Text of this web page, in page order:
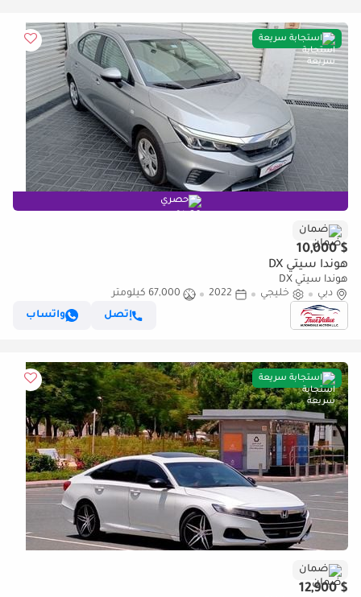
استجابة سريعة
حصري
ضمان
$ 10,000
هوندا سيتي DX
هوندا سيتي DX
دبي
خليجي 2022
67,000 كيلومتر
إتصل
واتساب
استجابة سريعة
ضمان
$ 12,900